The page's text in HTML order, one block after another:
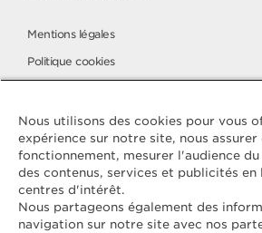
Mentions légales
Politique cookies
Elle & Vire à l'international
Contactez
ELLE & VIRE
Nous utilisons des cookies pour vous
expérience sur notre site, nous assurer
fonctionnement, mesurer l'audience
des contenus, services et publicités en
centres d'intérêt.
Nous partageons également des
navigation sur notre site avec nos